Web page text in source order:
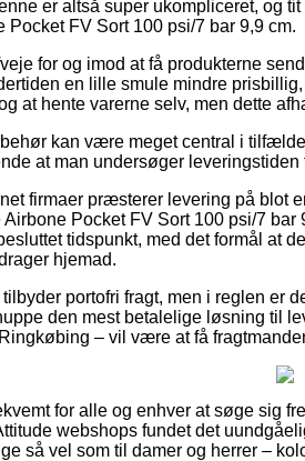
er altså super ukompliceret, og
Pocket FV Sort 100 psi/7 bar 9,9 cm.
for og imod at få produkterne
en lille smule mindre
at hente varerne selv, men dette
kan være meget central i
at man undersøger leveringstiden
firmaer præsterer levering på blot
Pocket FV Sort 100 psi/7
tidspunkt, med det formål at
hjemad.
portofri fragt, men i reglen er
den mest betalelige løsning til
– vil være at få
for alle og enhver at søge sig
webshops fundet det
så vel som til damer og herrer –